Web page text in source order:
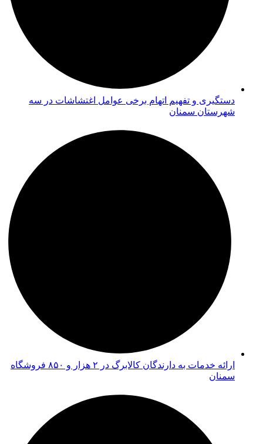
دستگیری و تفهیم اتهام برخی عوامل اغتشاشات در سه
شهرستان سمنان
ارائه خدمات به دارندگان کالابرگ در ۲ هزار و ۸۵۰ فروشگاه
سمنان